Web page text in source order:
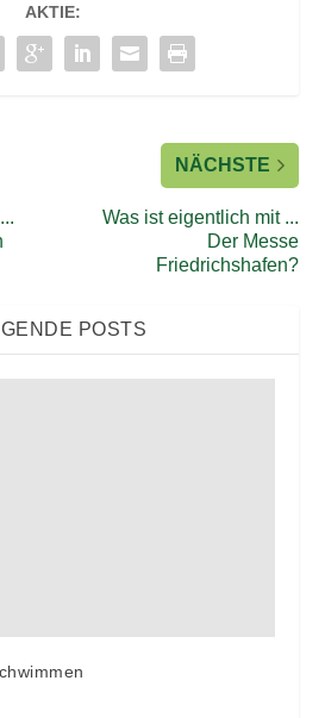
AKTIE:
NÄCHSTE
Was ist eigentlich mit ...
Der Messe
Friedrichshafen?
POSTS